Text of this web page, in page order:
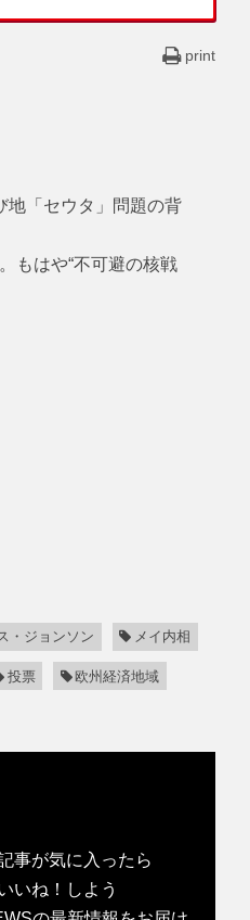
print
地「セウタ」問題の背
もはや“不可避の核戦
・ジョンソン メイ内相
投票 欧州経済地域
事が気に入ったら
いね！しよう